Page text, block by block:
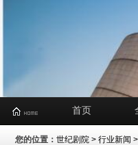
首页
您的位置： 世纪剧院 > 行业新闻 >